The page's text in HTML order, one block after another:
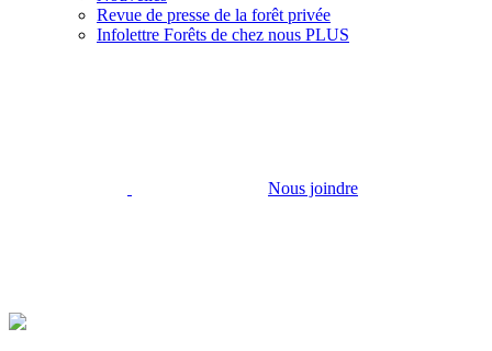
Revue de presse de la forêt privée
Infolettre Forêts de chez nous PLUS
Nous joindre